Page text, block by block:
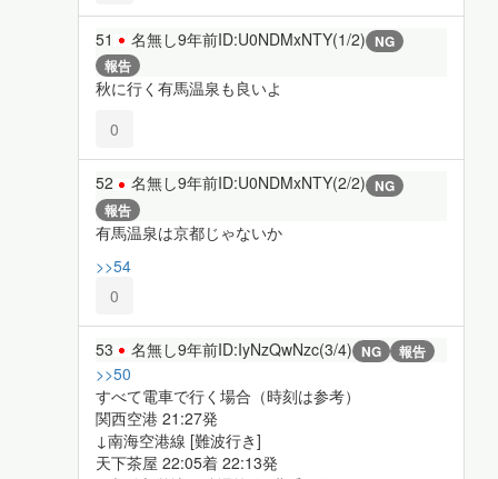
51 名無し9年前ID:U0NDMxNTY(1/2) NG
報告
秋に行く有馬温泉も良いよ
0
52 名無し9年前ID:U0NDMxNTY(2/2) NG
報告
有馬温泉は京都じゃないか
>>54
0
53 名無し9年前ID:IyNzQwNzc(3/4) NG 報告
>>50
すべて電車で行く場合（時刻は参考）
関西空港 21:27発
↓南海空港線 [難波行き]
天下茶屋 22:05着 22:13発